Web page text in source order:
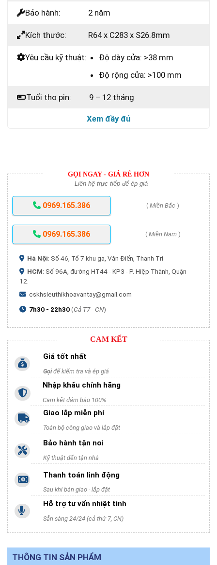
Bảo hành: 2 năm
Kích thước: R64 x C283 x S26.8mm
Yêu cầu kỹ thuật:
Độ dày cửa: >38 mm
Độ rộng cửa: >100 mm
Tuổi thọ pin: 9 – 12 tháng
Xem đầy đủ
GỌI NGAY - GIÁ RẺ HƠN
Liên hệ trực tiếp để ép giá
0969.165.386 ( Miền Bắc )
0969.165.386 ( Miền Nam)
Hà Nội: Số 46, Tổ 7 khu ga, Văn Điển, Thanh Trì
HCM: Số 96A, đường HT44 - KP3 - P. Hiệp Thành, Quận
12.
cskhsieuthikhoavantay@gmail.com
7h30 - 22h30(Cả T7 - CN)
CAM KẾT
Giá tốt nhất
Gọiđể kiểm tra và ép giá
Nhập khẩu chính hãng
Cam kết đảm bảo 100%
Giao lắp miễn phí
Toàn bộ công giao và lắp đặt
Bảo hành tận nơi
Kỹ thuật đến tận nhà
Thanh toán linh động
Sau khi bàn giao - lắp đặt
Hỗ trợ tư vấn nhiệt tình
Sẵn sàng 24/24 (cả thứ 7, CN)
THÔNG TIN SẢN PHẨM